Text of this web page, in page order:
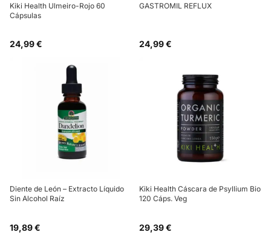
Kiki Health Ulmeiro-Rojo 60
Cápsulas
24,99 €
GASTROMIL REFLUX
24,99 €
Diente de León – Extracto Líquido
Sin Alcohol Raíz
19,89 €
Kiki Health Cáscara de Psyllium Bio
120 Cáps. Veg
29,39 €